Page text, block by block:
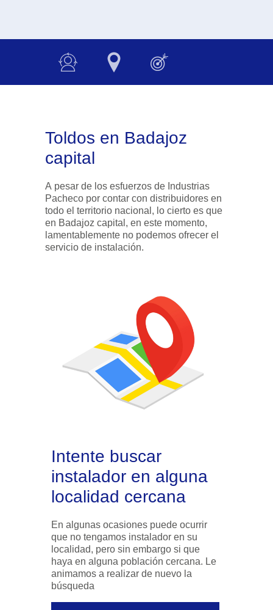
Toldos en Badajoz
capital
A pesar de los esfuerzos de Industrias
Pacheco por contar con distribuidores en
todo el territorio nacional, lo cierto es que
en Badajoz capital, en este momento,
lamentablemente no podemos ofrecer el
servicio de instalación.
Intente buscar
instalador en alguna
localidad cercana
En algunas ocasiones puede ocurrir
que no tengamos instalador en su
localidad, pero sin embargo si que
haya en alguna población cercana. Le
animamos a realizar de nuevo la
búsqueda